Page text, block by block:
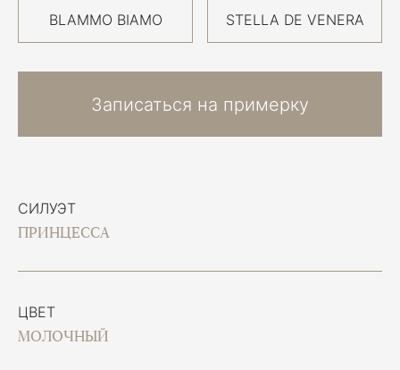
СИЛУЭТ
ПРИНЦЕССА
ЦВЕТ
МОЛОЧНЫЙ
BLAMMO BIAMO STELLA DE VENERA
Записаться на примерку